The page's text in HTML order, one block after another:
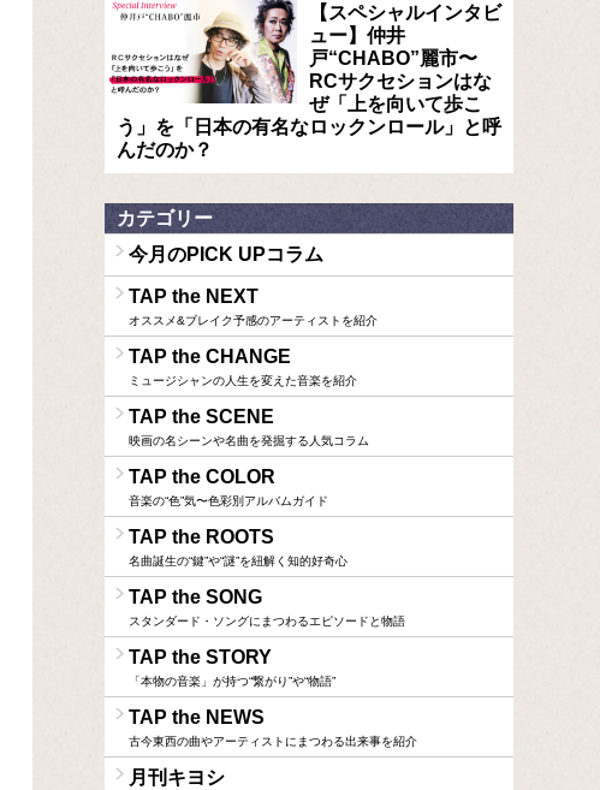
【スペシャルインタビ
ュー】仲井
戸“CHABO”麗市〜
RCサクセションはな
ぜ「上を向いて歩こ
う」を「日本の有名なロックンロール」と呼
んだのか？
カテゴリー
今月のPICK UPコラム
TAP the NEXT
オススメ&ブレイク予感のアーティストを紹介
TAP the CHANGE
ミュージシャンの人生を変えた音楽を紹介
TAP the SCENE
映画の名シーンや名曲を発掘する人気コラム
TAP the COLOR
音楽の“色”気〜色彩別アルバムガイド
TAP the ROOTS
名曲誕生の“鍵”や“謎”を紐解く知的好奇心
TAP the SONG
スタンダード・ソングにまつわるエピソードと物語
TAP the STORY
「本物の音楽」が持つ“繋がり”や“物語”
TAP the NEWS
古今東西の曲やアーティストにまつわる出来事を紹介
月刊キヨシ